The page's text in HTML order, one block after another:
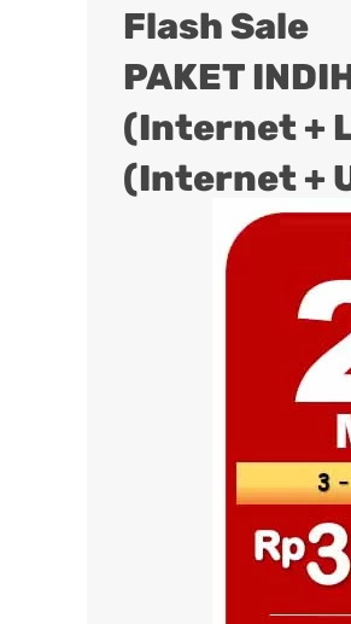
Flash Sale
PAKET
(Internet +
(Internet +